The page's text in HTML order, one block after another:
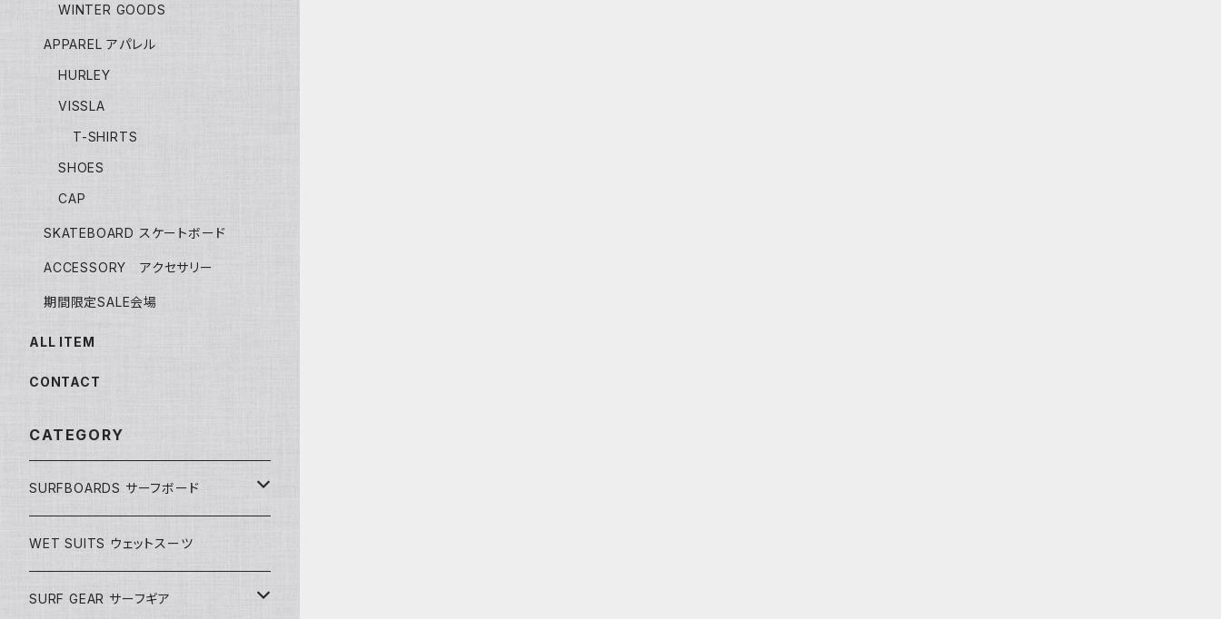
WINTER GOODS
APPAREL アパレル
HURLEY
VISSLA
T-SHIRTS
SHOES
CAP
SKATEBOARD スケートボード
ACCESSORY アクセサリー
期間限定SALE会場
ALL ITEM
CONTACT
CATEGORY
SURFBOARDS サーフボード
LONGBOARDS ロングボード
AKIRA ISHIZUKA
SHORTBOARDS ショートボード
WET SUITS ウェットスーツ
SURF GEAR サーフギア